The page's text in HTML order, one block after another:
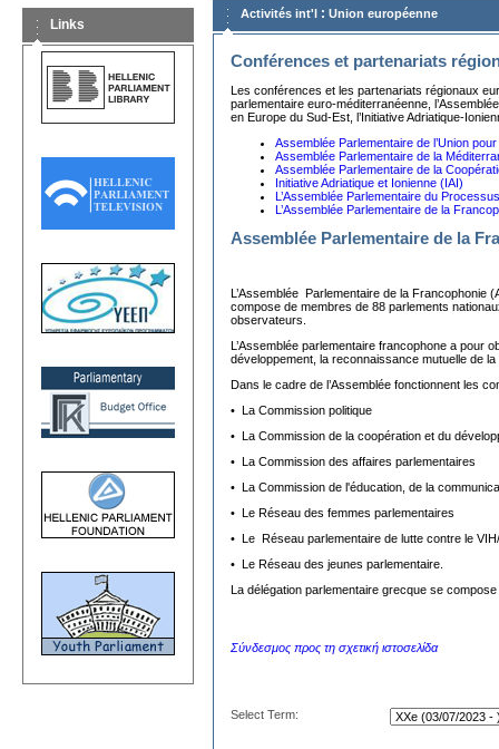
Links
Activités int'l : Union européenne
Conférences et partenariats
Les conférences et les partenariats régionaux
parlementaire euro-méditerranéenne,
en Europe du Sud-Est, l’Initiative Adriatique-
Assemblée Parlementaire de l’Union
Assemblée Parlementaire de la
Assemblée Parlementaire de la
Initiative Adriatique et Ionienne (IAI)
L’Assemblée Parlementaire du
L’Assemblée Parlementaire de la
Assemblée Parlementaire de la
L’Assemblée Parlementaire de la Francophonie
compose de membres de 88 parlements
observateurs.
L’Assemblée parlementaire francophone a pour
développement, la reconnaissance mutuelle de
Dans le cadre de l’Assemblée fonctionnent les
• La Commission politique
• La Commission de la coopération et du
• La Commission des affaires parlementaires
• La Commission de l'éducation, de la
• Le Réseau des femmes parlementaires
• Le Réseau parlementaire de lutte contre le
• Le Réseau des jeunes parlementaire.
La délégation parlementaire grecque se
Σύνδεσμος προς τη σχετική ιστοσελίδα
Select Term: